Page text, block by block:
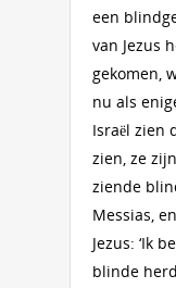
een
van Jezus
gekomen,
nu als
Israël zien
zien, ze
ziende
Messias,
Jezus: ‘Ik
blinde